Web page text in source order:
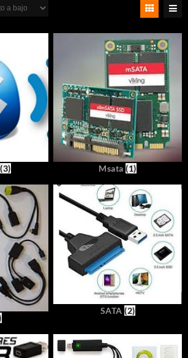
alto
(3) Msata(1)
SATA(2)